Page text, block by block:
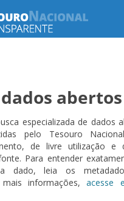
abertos
especializada de dados
pelo Tesouro
de livre utilização e
Para entender
dado, leia os
mais informações,acesse